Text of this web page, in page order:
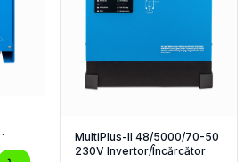
MultiPlus-II 48/5000/70-50
230V Invertor/Încărcător